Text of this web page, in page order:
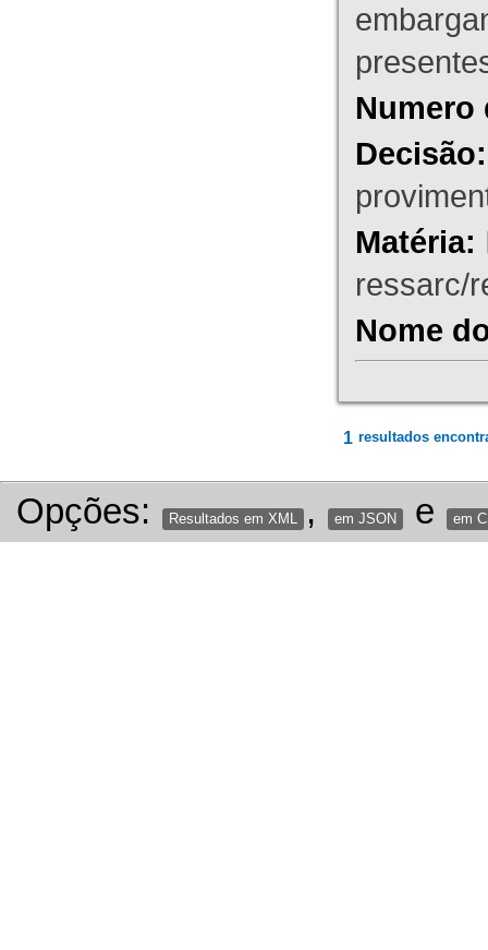
Numero
Decisão:
Matéria:
ressarc/
Nome
1 resultados
Opções: Resultados em XML , em JSON e em